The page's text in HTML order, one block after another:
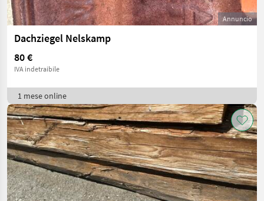
Annuncio
Dachziegel Nelskamp
80 €
IVA indetraibile
1 mese online